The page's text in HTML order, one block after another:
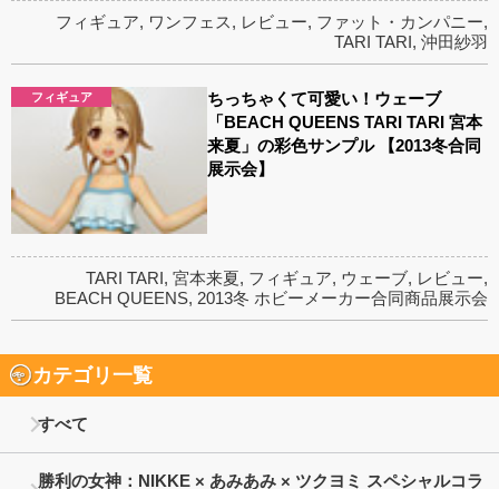
フィギュア, ワンフェス, レビュー, ファット・カンパニー,
TARI TARI, 沖田紗羽
フィギュア
ちっちゃくて可愛い！ウェーブ
「BEACH QUEENS TARI TARI 宮本
来夏」の彩色サンプル 【2013冬合同
展示会】
TARI TARI, 宮本来夏, フィギュア, ウェーブ, レビュー,
BEACH QUEENS, 2013冬 ホビーメーカー合同商品展示会
カテゴリ一覧
すべて
勝利の女神：NIKKE × あみあみ × ツクヨミ スペシャルコラ